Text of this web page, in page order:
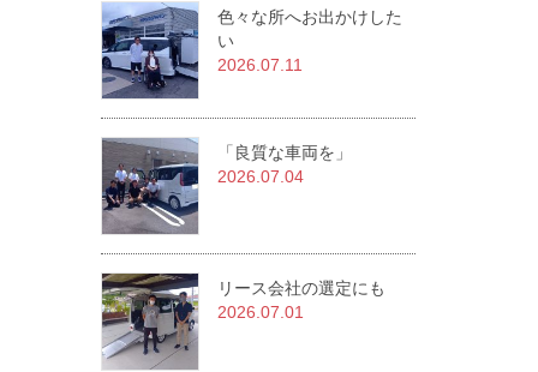
色々な所へお出かけした
い
2026.07.11
「良質な車両を」
2026.07.04
リース会社の選定にも
2026.07.01